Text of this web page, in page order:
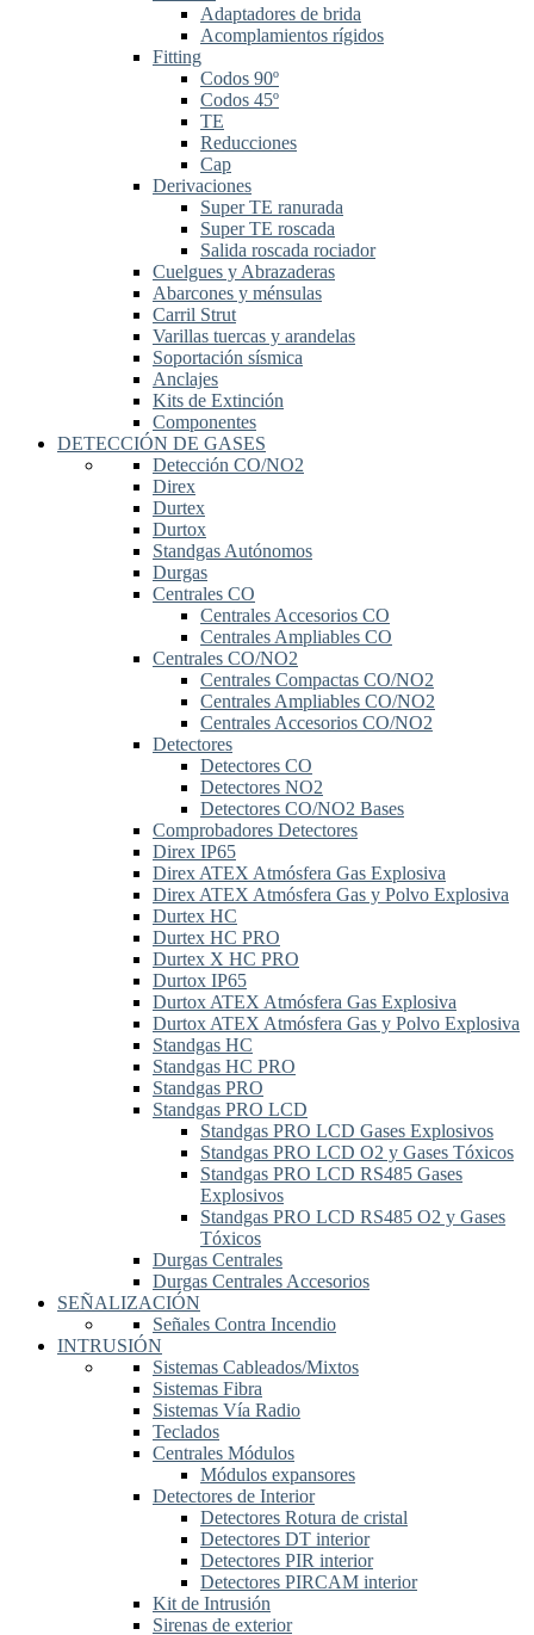
Adaptadores de brida
Acomplamientos rígidos
Fitting
Codos 90º
Codos 45º
TE
Reducciones
Cap
Derivaciones
Super TE ranurada
Super TE roscada
Salida roscada rociador
Cuelgues y Abrazaderas
Abarcones y ménsulas
Carril Strut
Varillas tuercas y arandelas
Soportación sísmica
Anclajes
Kits de Extinción
Componentes
DETECCIÓN DE GASES
Detección CO/NO2
Direx
Durtex
Durtox
Standgas Autónomos
Durgas
Centrales CO
Centrales Accesorios CO
Centrales Ampliables CO
Centrales CO/NO2
Centrales Compactas CO/NO2
Centrales Ampliables CO/NO2
Centrales Accesorios CO/NO2
Detectores
Detectores CO
Detectores NO2
Detectores CO/NO2 Bases
Comprobadores Detectores
Direx IP65
Direx ATEX Atmósfera Gas Explosiva
Direx ATEX Atmósfera Gas y Polvo Explosiva
Durtex HC
Durtex HC PRO
Durtex X HC PRO
Durtox IP65
Durtox ATEX Atmósfera Gas Explosiva
Durtox ATEX Atmósfera Gas y Polvo Explosiva
Standgas HC
Standgas HC PRO
Standgas PRO
Standgas PRO LCD
Standgas PRO LCD Gases Explosivos
Standgas PRO LCD O2 y Gases Tóxicos
Standgas PRO LCD RS485 Gases
Explosivos
Standgas PRO LCD RS485 O2 y Gases
Tóxicos
Durgas Centrales
Durgas Centrales Accesorios
SEÑALIZACIÓN
Señales Contra Incendio
INTRUSIÓN
Sistemas Cableados/Mixtos
Sistemas Fibra
Sistemas Vía Radio
Teclados
Centrales Módulos
Módulos expansores
Detectores de Interior
Detectores Rotura de cristal
Detectores DT interior
Detectores PIR interior
Detectores PIRCAM interior
Kit de Intrusión
Sirenas de exterior